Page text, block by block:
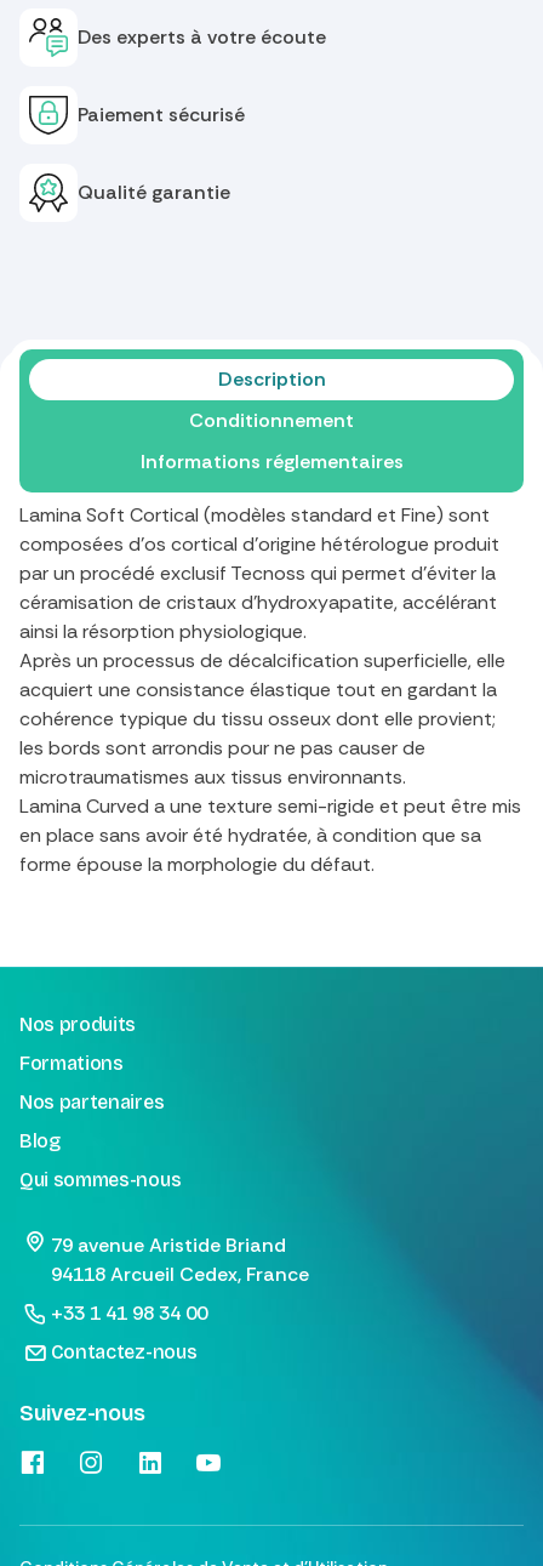
Des experts à votre écoute
Paiement sécurisé
Qualité garantie
Description
Conditionnement
Informations réglementaires
Lamina Soft Cortical (modèles standard et Fine) sont
composées d'os cortical d'origine hétérologue produit
par un procédé exclusif Tecnoss qui permet d'éviter la
céramisation de cristaux d'hydroxyapatite, accélérant
ainsi la résorption physiologique.
Après un processus de décalcification superficielle, elle
acquiert une consistance élastique tout en gardant la
cohérence typique du tissu osseux dont elle provient;
les bords sont arrondis pour ne pas causer de
microtraumatismes aux tissus environnants.
Lamina Curved a une texture semi-rigide et peut être mis
en place sans avoir été hydratée, à condition que sa
forme épouse la morphologie du défaut.
Nos produits
Formations
Nos partenaires
Blog
Qui sommes-nous
79 avenue Aristide Briand
94118 Arcueil Cedex, France
+33 1 41 98 34 00
Contactez-nous
Suivez-nous